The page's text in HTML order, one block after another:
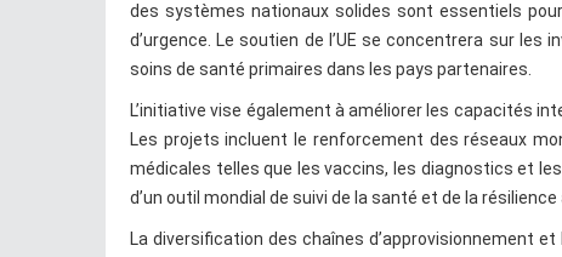
des systèmes nationaux solides sont essentiels
d’urgence. Le soutien de l’UE se concentrera sur
soins de santé primaires dans les pays partenaires.
L’initiative vise également à améliorer les capacités
Les projets incluent le renforcement des réseaux
médicales telles que les vaccins, les diagnostics et
d’un outil mondial de suivi de la santé et de la
La diversification des chaînes d’approvisionnement